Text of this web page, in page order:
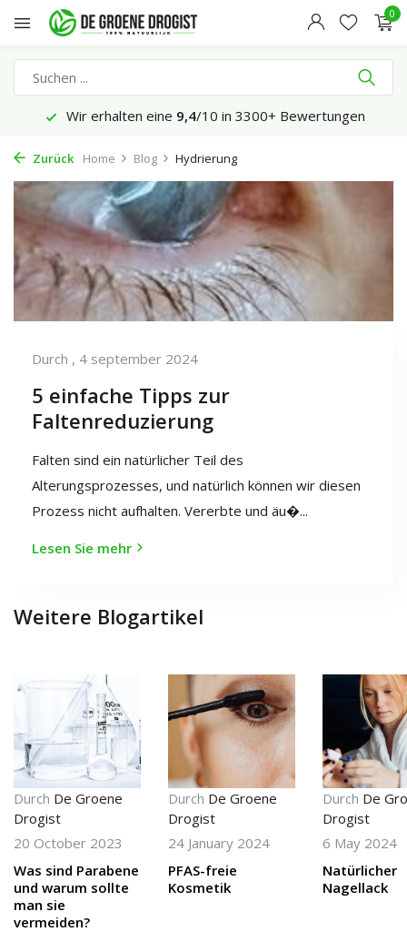
0
Wir erhalten eine 9,4/10 in 3300+ Bewertungen
Zurück Home Blog Hydrierung
Durch , 4 september 2024
5 einfache Tipps zur
Faltenreduzierung
Falten sind ein natürlicher Teil des
Alterungsprozesses, und natürlich können wir diesen
Prozess nicht aufhalten. Vererbte und äu�...
Lesen Sie mehr
Weitere Blogartikel
Durch De Groene
Drogist
20 October 2023
Was sind Parabene
und warum sollte
man sie
vermeiden?
Durch De Groene
Drogist
24 January 2024
PFAS-freie
Kosmetik
Durch De
Drogist
6 May 2024
Natürlicher
Nagellack